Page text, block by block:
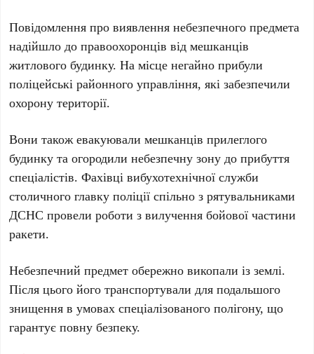
Повідомлення про виявлення небезпечного предмета
надійшло до правоохоронців від мешканців
житлового будинку. На місце негайно прибули
поліцейські районного управління, які забезпечили
охорону території.
Вони такожевакуювали мешканців прилеглого
будинку та огородили небезпечну зону до прибуття
спеціалістів. Фахівці вибухотехнічної служби
столичного главку поліції спільно з рятувальниками
ДСНС провели роботи з вилучення бойової частини
ракети.
Небезпечний предмет обережно викопали із землі.
Після цього його транспортували для подальшого
знищення в умовах спеціалізованого полігону, що
гарантує повну безпеку.